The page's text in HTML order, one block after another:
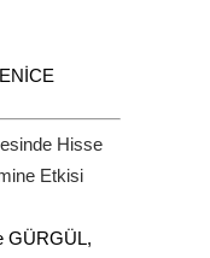
Hisse
Etkisi
GÜRGÜL,